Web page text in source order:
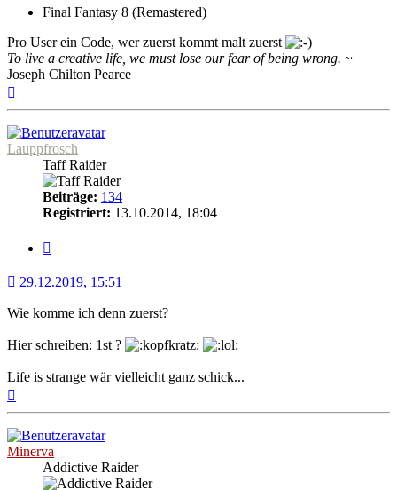
Final Fantasy 8 (Remastered)
Pro User ein Code, wer zuerst kommt malt zuerst
To live a creative life, we must lose our fear of being wrong. ~
Joseph Chilton Pearce
Lauppfrosch
Taff Raider
Beiträge: 134
Registriert: 13.10.2014, 18:04
29.12.2019, 15:51
Wie komme ich denn zuerst?
Hier schreiben: 1st ?
Life is strange wär vielleicht ganz schick...
Minerva
Addictive Raider